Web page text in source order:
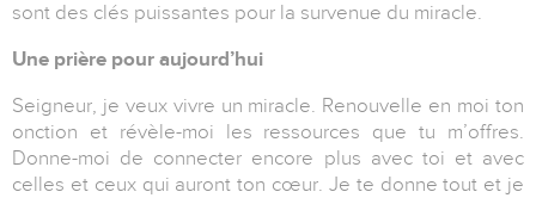
sont des clés puissantes pour la survenue du miracle.
Une prière pour aujourd’hui
Seigneur, je veux vivre un miracle. Renouvelle en moi ton
onction et révèle-moi les ressources que tu m’offres.
Donne-moi de connecter encore plus avec toi et avec
celles et ceux qui auront ton cœur. Je te donne tout et je